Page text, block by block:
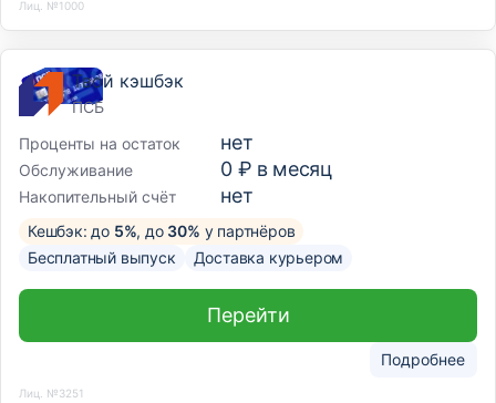
Лиц. №1000
Твой кэшбэк
ПСБ
Проценты на остаток
нет
Обслуживание 0 ₽ в месяц
Накопительный счёт нет
Кешбэк: до 5%, до 30% у партнёров
Бесплатный выпуск
Доставка курьером
Подробнее
Перейти
Лиц. №3251